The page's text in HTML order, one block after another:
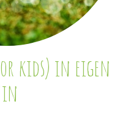
kids) in eigen